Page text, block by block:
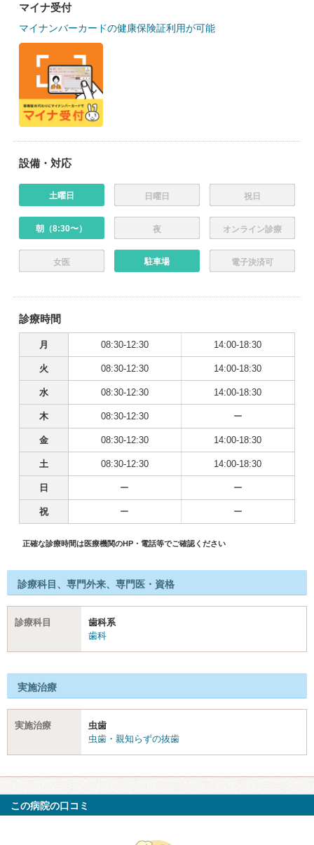
マイナ受付
マイナンバーカードの健康保険証利用が可能
設備・対応
土曜日 日曜日 祝日
朝（8:30〜） 夜 オンライン診療
女医 駐車場 電子決済可
診療時間
月 08:30-12:30 14:00-18:30
火 08:30-12:30 14:00-18:30
水 08:30-12:30 14:00-18:30
木 08:30-12:30 ー
金 08:30-12:30 14:00-18:30
土 08:30-12:30 14:00-18:30
日 ー ー
祝 ー ー
正確な診療時間は医療機関のHP・電話等でご確認ください
診療科目、専門外来、専門医・資格
診療科目
歯科系
歯科
実施治療
実施治療
虫歯
虫歯・親知らずの抜歯
この病院の口コミ